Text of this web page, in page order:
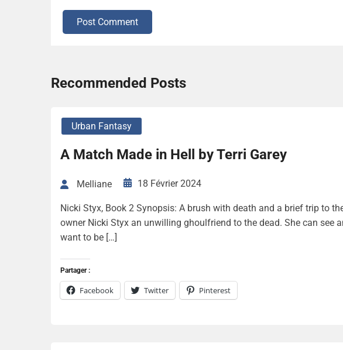
Post Comment
Recommended Posts
Urban Fantasy
A Match Made in Hell by Terri Garey
Melliane 18 Février 2024
Nicki Styx, Book 2 Synopsis: A brush with death and a brief trip to
owner Nicki Styx an unwilling ghoulfriend to the dead. She can see
want to be […]
Partager :
Facebook Twitter Pinterest